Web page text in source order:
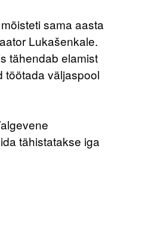
sama aasta
Lukašenkale.
tähendab elamist
töötada väljaspool
tähistatakse iga